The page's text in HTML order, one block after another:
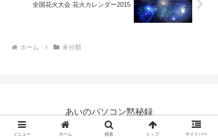
全国花火大会 花火カレンダー2015
ホーム 未分類
あいのパソコン黙秘録
© 2006 あいのパソコン黙秘録.
メニュー ホーム 検索 トップ サイドバー